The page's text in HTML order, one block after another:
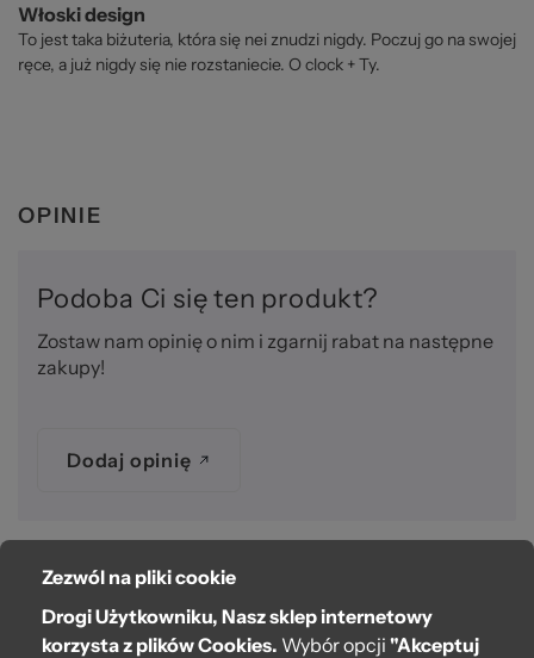
Włoski design
To jest taka biżuteria, która się nei znudzi nigdy. Poczuj go na swojej
ręce, a już nigdy się nie rozstaniecie. O clock + Ty.
OPINIE
Podoba Ci się ten produkt?
Zostaw nam opinię o nim i zgarnij rabat na następne
zakupy!
Dodaj opinię
O bag
Pomoc
Zezwól na pliki cookie
Drogi Użytkowniku, Nasz sklep internetowy
korzysta z plików Cookies. Wybór opcji "Akceptuj